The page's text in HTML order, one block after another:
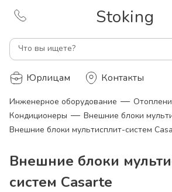
Stoking
Что вы ищете?
Юрлицам Контакты
Инженерное оборудование —
Кондиционеры — Внешние блоки
Внешние блоки мультисплит-систем
Внешние блоки
систем Casarte